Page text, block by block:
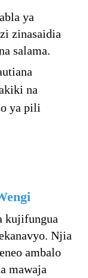
ya
zinasaidia
salama.
na
ya pili
kujifungua
Njia
ambalo
mawaja